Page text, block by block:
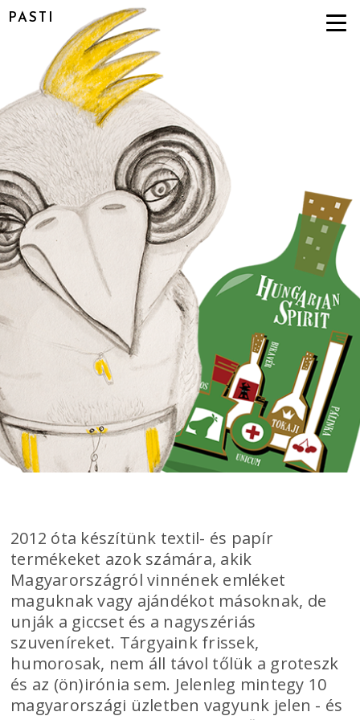
PASTI
2012 óta készítünk textil- és papír
termékeket azok számára, akik
Magyarországról vinnének emléket
maguknak vagy ajándékot másoknak, de
unják a giccset és a nagyszériás
szuveníreket. Tárgyaink frissek,
humorosak, nem áll távol tőlük a groteszk
és az (ön)irónia sem. Jelenleg mintegy 10
magyarországi üzletben vagyunk jelen - és